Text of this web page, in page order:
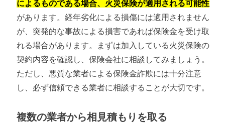
によるものである場合、火災保険が適用される可能性
があります。経年劣化による損傷には適用されません
が、突発的な事故による損害であれば保険金を受け取
れる場合があります。まずは加入している火災保険の
契約内容を確認し、保険会社に相談してみましょう。
ただし、悪質な業者による保険金詐欺には十分注意
し、必ず信頼できる業者に相談することが大切です。
複数の業者から相見積もりを取る